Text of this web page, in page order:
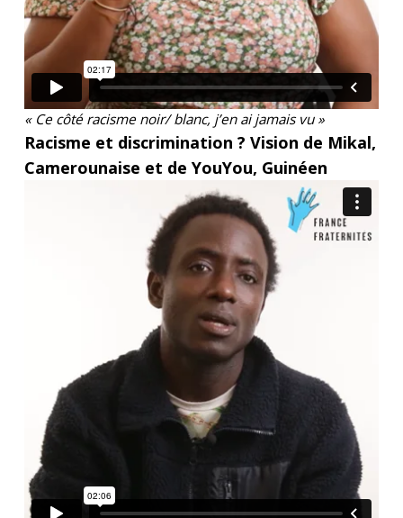
« Ce côté racisme noir/ blanc, j’en ai jamais vu »
Racisme et discrimination ? Vision de Mikal,
Camerounaise et de YouYou, Guinéen